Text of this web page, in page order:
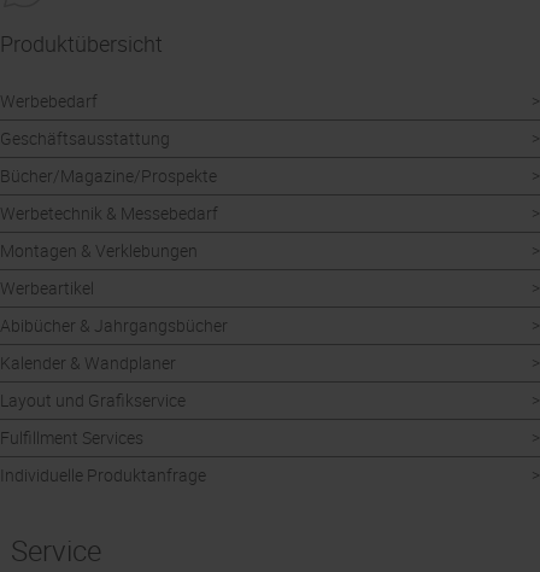
Produktübersicht
Werbebedarf
Geschäftsausstattung
Bücher/Magazine/Prospekte
Werbetechnik & Messebedarf
Montagen & Verklebungen
Werbeartikel
Abibücher & Jahrgangsbücher
Kalender & Wandplaner
Layout und Grafikservice
Fulfillment Services
Individuelle Produktanfrage
Service